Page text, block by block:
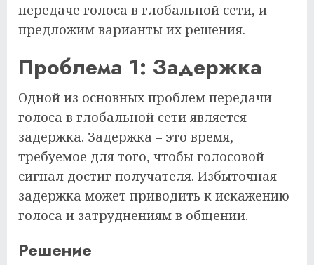
передаче голоса в глобальной сети, и
предложим варианты их решения.
Проблема 1: Задержка
Одной из основных проблем передачи
голоса в глобальной сети является
задержка. Задержка – это время,
требуемое для того, чтобы голосовой
сигнал достиг получателя. Избыточная
задержка может приводить к искажению
голоса и затруднениям в общении.
Решение